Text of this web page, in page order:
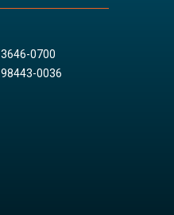
3646-0700
98443-0036